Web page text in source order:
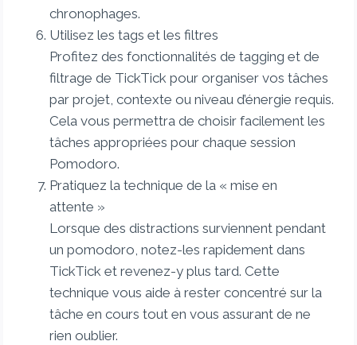
chronophages.
Utilisez les tags et les filtres
Profitez des fonctionnalités de tagging et de
filtrage de TickTick pour organiser vos tâches
par projet, contexte ou niveau d’énergie requis.
Cela vous permettra de choisir facilement les
tâches appropriées pour chaque session
Pomodoro.
Pratiquez la technique de la « mise en
attente »
Lorsque des distractions surviennent pendant
un pomodoro, notez-les rapidement dans
TickTick et revenez-y plus tard. Cette
technique vous aide à rester concentré sur la
tâche en cours tout en vous assurant de ne
rien oublier.